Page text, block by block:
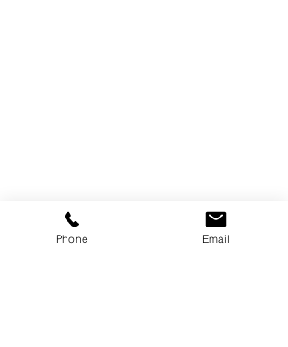
Phone Email